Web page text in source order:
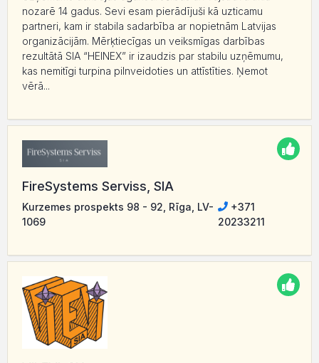
nozarē 14 gadus. Sevi esam pierādījuši kā uzticamu
partneri, kam ir stabila sadarbība ar nopietnām Latvijas
organizācijām. Mērķtiecīgas un veiksmīgas darbības
rezultātā SIA “HEINEX” ir izaudzis par stabilu uzņēmumu,
kas nemitīgi turpina pilnveidoties un attīstīties. Ņemot
vērā...
FireSystems Serviss, SIA
Kurzemes prospekts 98 - 92, Rīga, LV-
1069
+371
20233211